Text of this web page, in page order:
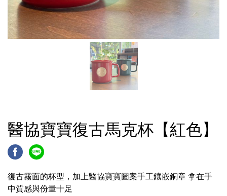
醫協寶寶復古馬克杯【紅色】
復古霧面的杯型，加上醫協寶寶圖案手工鑲嵌銅章 拿在手
中質感與份量十足